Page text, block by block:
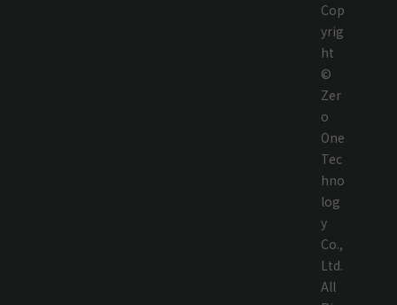
Cop
yrig
ht
©
Zer
o
One
Tec
hno
log
y
Co.,
Ltd.
All